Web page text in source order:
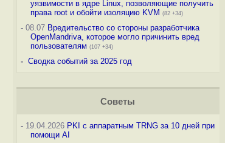
уязвимости в ядре Linux, позволяющие получить
права root и обойти изоляцию KVM (82 +34)
-08.07 Вредительство со стороны разработчика
OpenMandriva, которое могло причинить вред
пользователям (107 +34)
- Сводка событий за 2025 год
Советы
-19.04.2026 PKI с аппаратным TRNG за 10 дней при
помощи AI